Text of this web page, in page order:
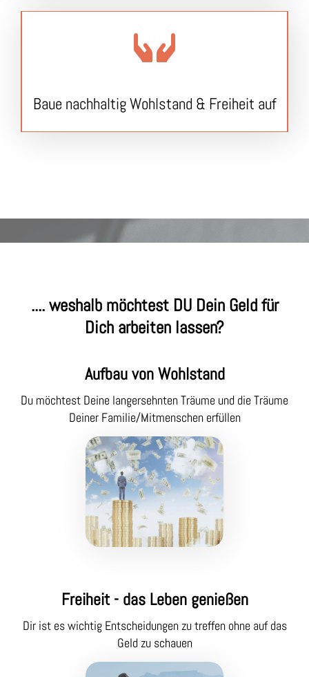
Baue nachhaltig Wohlstand & Freiheit auf
.... weshalb möchtest DU Dein Geld für
Dich arbeiten lassen?
Aufbau von Wohlstand
Du möchtest Deine langersehnten Träume und die Träume
Deiner Familie/Mitmenschen erfüllen
Freiheit - das Leben genießen
Dir ist es wichtig Entscheidungen zu treffen ohne auf das
Geld zu schauen